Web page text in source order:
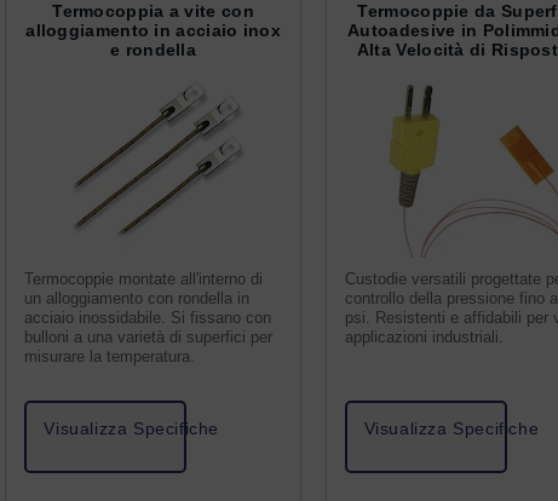
Termocoppia a vite con
alloggiamento in acciaio inox
e rondella
Termocoppie montate all'interno di
un alloggiamento con rondella in
acciaio inossidabile. Si fissano con
bulloni a una varietà di superfici per
misurare la temperatura.
Visualizza Specifiche
Termocoppie da
Autoadesive in
Alta Velocità di
Custodie versatili progettate
controllo della pressione fino
psi. Resistenti e affidabili per
applicazioni industriali.
Visualizza Specifiche